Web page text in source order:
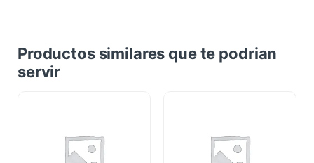
Productos similares que te podrian
servir